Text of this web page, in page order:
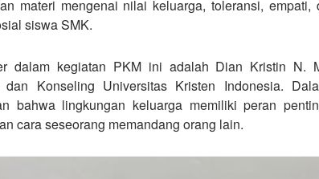
materi mengenai nilai keluarga, toleransi,
siswa SMK.
dalam kegiatan PKM ini adalah Dian Kristin N.
dan Konseling Universitas Kristen Indonesia.
bahwa lingkungan keluarga memiliki peran
cara seseorang memandang orang lain.